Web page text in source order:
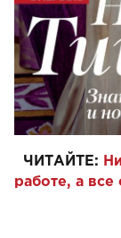
ЧИТАЙТЕ:
работе, а